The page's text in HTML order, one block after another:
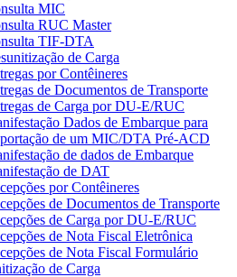
MIC
RUC Master
TIF-DTA
de Carga
por Contêineres
de Documentos de Transporte
de Carga por DU-E/RUC
Dados de Embarque para
de um MIC/DTA Pré-ACD
de dados de Embarque
de DAT
por Contêineres
de Documentos de Transporte
de Carga por DU-E/RUC
de Nota Fiscal Eletrônica
de Nota Fiscal Formulário
de Carga